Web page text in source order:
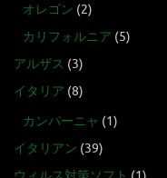
オレゴン (2)
カリフォルニア (5)
アルザス (3)
イタリア (8)
カンパーニャ (1)
イタリアン (39)